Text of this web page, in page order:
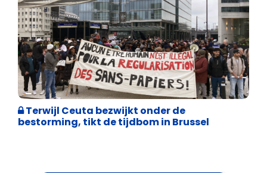
Asiel en Migratie
Terwijl Ceuta bezwijkt onder de
bestorming, tikt de tijdbom in Brussel